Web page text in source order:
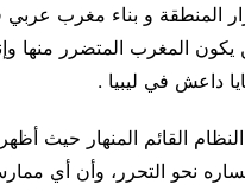
المنطقة و بناء مغرب
المغرب المتضرر منها
داعش في ليبيا .
القائم المنهار حيث
نحو التحرر، وأن أي